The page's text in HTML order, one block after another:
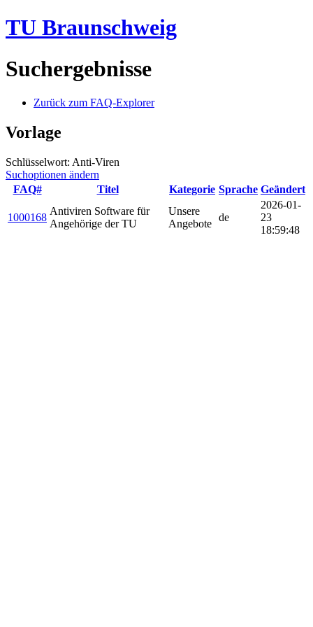
TU Braunschweig
Suchergebnisse
Zurück zum FAQ-Explorer
Vorlage
Schlüsselwort: Anti-Viren
Suchoptionen ändern
FAQ#
Titel Kategorie Sprache Geändert
1000168
Antiviren Software für
Angehörige der TU
Unsere
Angebote
de
2026-01-
23
18:59:48